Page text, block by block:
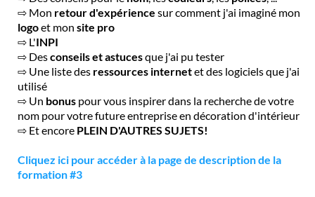
⇨ Mon retour d'expérience sur comment j'ai imaginé mon
logoet mon site pro
⇨ L'INPI
⇨ Desconseils et astucesque j'ai pu tester
⇨ Une liste des ressources internetet des logiciels que j'ai
utilisé
⇨ Un bonus pour vous inspirer dans la recherche de votre
nom pour votre future entreprise en décoration d'intérieur
⇨ Et encore PLEIN D'AUTRES SUJETS!
Cliquez ici pour accéder à la page de description de la
formation #3